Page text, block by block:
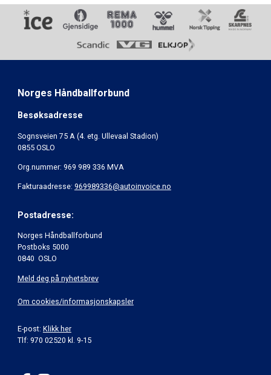
Norges Håndballforbund
Besøksadresse
Sognsveien 75 A (4. etg. Ullevaal Stadion)
0855 OSLO
Org.nummer: 969 989 336 MVA
Fakturaadresse: 969989336@autoinvoice.no
Postadresse:
Norges Håndballforbund
Postboks 5000
0840 OSLO
Meld deg på nyhetsbrev
Om cookies/informasjonskapsler
E-post: Klikk her
Tlf: 970 02520 kl. 9-15